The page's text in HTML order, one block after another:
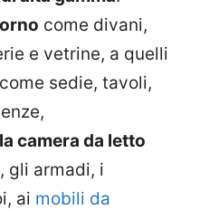
come divani,
e vetrine, a quelli
come sedie, tavoli,
camera da letto
gli armadi, i
ai mobili da